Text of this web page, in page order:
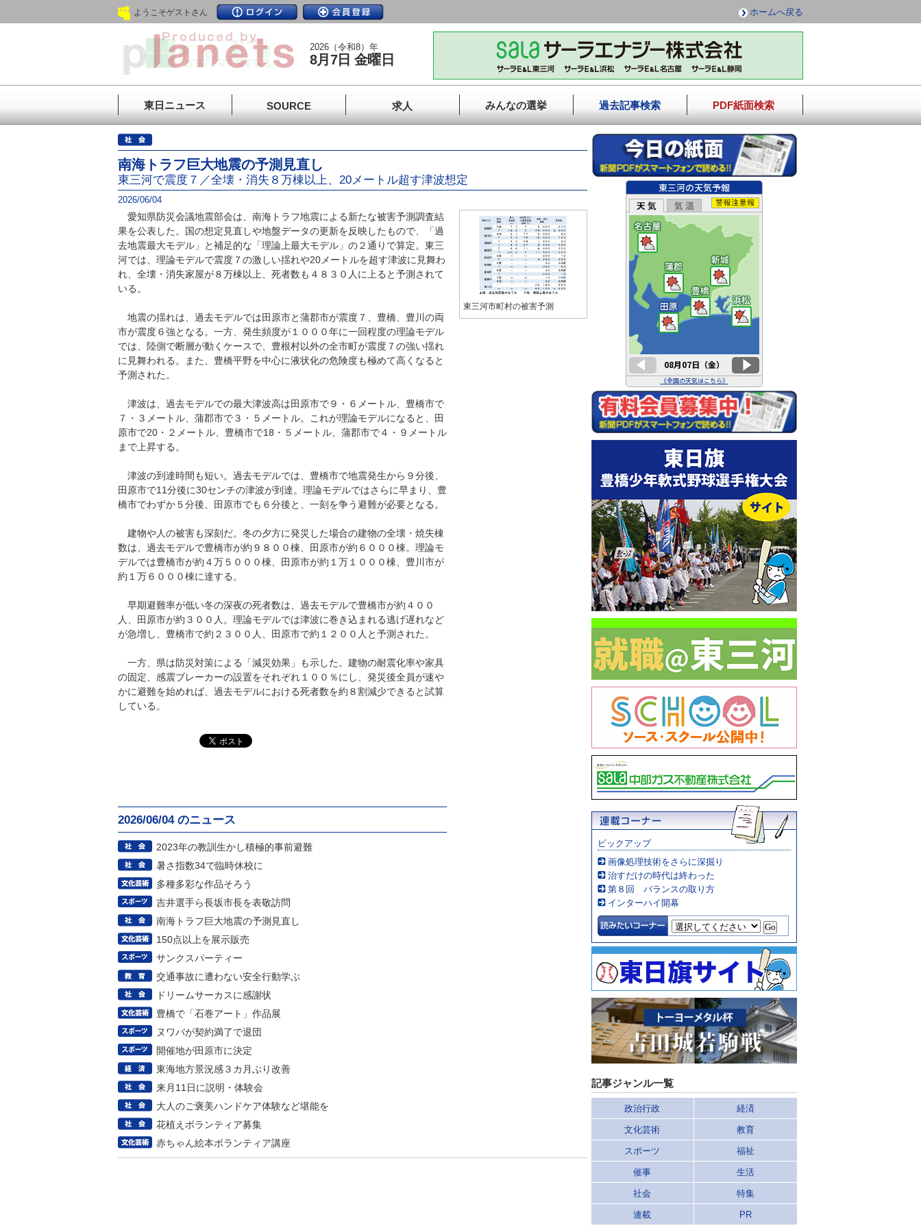
ようこそゲストさん ホームへ戻る
2026（令和8）年
8月7日 金曜日
東日ニュース SOURCE 求人 みんなの選挙 過去記事検索 PDF紙面検索
南海トラフ巨大地震の予測見直し
東三河で震度７／全壊・消失８万棟以上、20メートル超す津波想定
2026/06/04
愛知県防災会議地震部会は、南海トラフ地震による新たな被害予測調査結
果を公表した。国の想定見直しや地盤データの更新を反映したもので、「過
去地震最大モデル」と補足的な「理論上最大モデル」の２通りで算定。東三
河では、理論モデルで震度７の激しい揺れや20メートルを超す津波に見舞わ
れ、全壊・消失家屋が８万棟以上、死者数も４８３０人に上ると予測されて
いる。
地震の揺れは、過去モデルでは田原市と蒲郡市が震度７、豊橋、豊川の両
市が震度６強となる。一方、発生頻度が１０００年に一回程度の理論モデル
では、陸側で断層が動くケースで、豊根村以外の全市町が震度７の強い揺れ
に見舞われる。また、豊橋平野を中心に液状化の危険度も極めて高くなると
予測された。
津波は、過去モデルでの最大津波高は田原市で９・６メートル、豊橋市で
７・３メートル、蒲郡市で３・５メートル。これが理論モデルになると、田
原市で20・２メートル、豊橋市で18・５メートル、蒲郡市で４・９メートル
まで上昇する。
津波の到達時間も短い。過去モデルでは、豊橋市で地震発生から９分後、
田原市で11分後に30センチの津波が到達。理論モデルではさらに早まり、豊
橋市でわずか５分後、田原市でも６分後と、一刻を争う避難が必要となる。
建物や人の被害も深刻だ。冬の夕方に発災した場合の建物の全壊・焼失棟
数は、過去モデルで豊橋市が約９８００棟、田原市が約６０００棟。理論モ
デルでは豊橋市が約４万５０００棟、田原市が約１万１０００棟、豊川市が
約１万６０００棟に達する。
早期避難率が低い冬の深夜の死者数は、過去モデルで豊橋市が約４００
人、田原市が約３００人。理論モデルでは津波に巻き込まれる逃げ遅れなど
が急増し、豊橋市で約２３００人、田原市で約１２００人と予測された。
一方、県は防災対策による「減災効果」も示した。建物の耐震化率や家具
の固定、感震ブレーカーの設置をそれぞれ１００％にし、発災後全員が速や
かに避難を始めれば、過去モデルにおける死者数を約８割減少できると試算
している。
2026/06/04 のニュース
2023年の教訓生かし積極的事前避難
暑さ指数34で臨時休校に
多種多彩な作品そろう
吉井選手ら長坂市長を表敬訪問
南海トラフ巨大地震の予測見直し
150点以上を展示販売
サンクスパーティー
交通事故に遭わない安全行動学ぶ
ドリームサーカスに感謝状
豊橋で「石巻アート」作品展
ヌワバが契約満了で退団
開催地が田原市に決定
東海地方景況感３カ月ぶり改善
来月11日に説明・体験会
大人のご褒美ハンドケア体験など堪能を
花植えボランティア募集
赤ちゃん絵本ボランティア講座
東三河市町村の被害予測
ピックアップ
画像処理技術をさらに深掘り
治すだけの時代は終わった
第８回 バランスの取り方
インターハイ開幕
記事ジャンル一覧
政治行政 経済
文化芸術 教育
スポーツ 福祉
催事 生活
社会 特集
連載 PR